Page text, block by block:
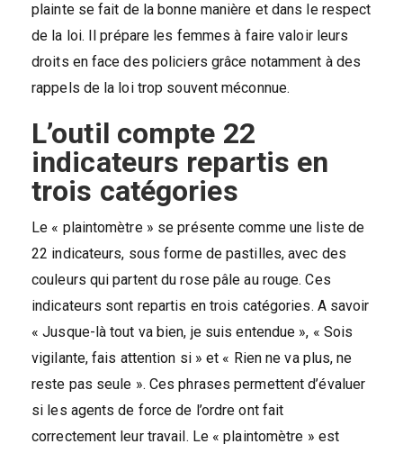
plainte se fait de la bonne manière et dans le respect
de la loi. Il prépare les femmes à faire valoir leurs
droits en face des policiers grâce notamment à des
rappels de la loi trop souvent méconnue.
L’outil compte 22
indicateurs repartis en
trois catégories
Le « plaintomètre » se présente comme une liste de
22 indicateurs, sous forme de pastilles, avec des
couleurs qui partent du rose pâle au rouge. Ces
indicateurs sont repartis en trois catégories. A savoir
« Jusque-là tout va bien, je suis entendue », « Sois
vigilante, fais attention si » et « Rien ne va plus, ne
reste pas seule ». Ces phrases permettent d’évaluer
si les agents de force de l’ordre ont fait
correctement leur travail. Le « plaintomètre » est